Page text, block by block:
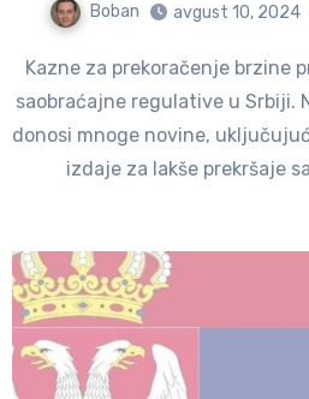
Boban avgust 10, 2024
Kazne za prekoračenje brzine predstavljaju važan deo
saobraćajne regulative u Srbiji.
donosi mnoge novine,
izdaje za lakše prekršaje